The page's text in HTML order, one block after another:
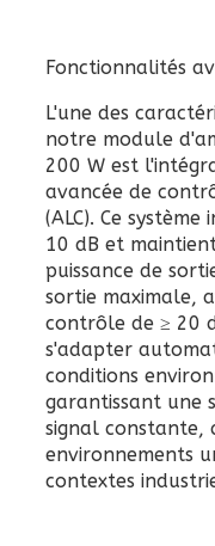
Fonctionnalités
L'une des
notre module
200 W est
avancée de
(ALC). Ce
10 dB et
puissance de
sortie maximale,
contrôle de ≥ 20
s'adapter
conditions
garantissant une
signal constante,
environnements
contextes